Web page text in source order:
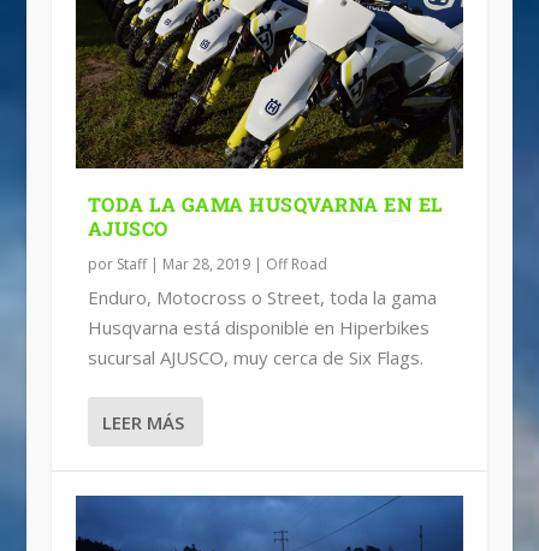
RUTA PADILLAZO, EN EL AJUSCO
TODA LA GAMA HUSQVARNA EN EL
AJUSCO
por Staff| Mar 28, 2019| Off Road
Enduro, Motocross o Street, toda la gama
Husqvarna está disponible en Hiperbikes
sucursal AJUSCO, muy cerca de Six Flags.
LEER MÁS